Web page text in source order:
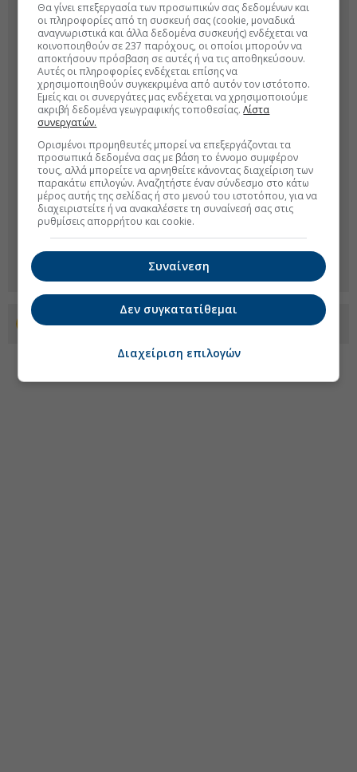
Προσθέστε το euro2day.gr στο Discover
Θα γίνει επεξεργασία των προσωπικών σας δεδομένων και
οι πληροφορίες από τη συσκευή σας (cookie, μοναδικά
αναγνωριστικά και άλλα δεδομένα συσκευής) ενδέχεται να
κοινοποιηθούν σε 237 παρόχους, οι οποίοι μπορούν να
αποκτήσουν πρόσβαση σε αυτές ή να τις αποθηκεύσουν.
Αυτές οι πληροφορίες ενδέχεται επίσης να
χρησιμοποιηθούν συγκεκριμένα από αυτόν τον ιστότοπο.
Εμείς και οι συνεργάτες μας ενδέχεται να χρησιμοποιούμε
ακριβή δεδομένα γεωγραφικής τοποθεσίας.Λίστα
συνεργατών.
Ορισμένοι προμηθευτές μπορεί να επεξεργάζονται τα
προσωπικά δεδομένα σας με βάση το έννομο συμφέρον
τους, αλλά μπορείτε να αρνηθείτε κάνοντας διαχείριση των
παρακάτω επιλογών. Αναζητήστε έναν σύνδεσμο στο κάτω
μέρος αυτής της σελίδας ή στο μενού του ιστοτόπου, για να
διαχειριστείτε ή να ανακαλέσετε τη συναίνεσή σας στις
ρυθμίσεις απορρήτου και cookie.
Συναίνεση
Δεν συγκατατίθεμαι
Διαχείριση επιλογών